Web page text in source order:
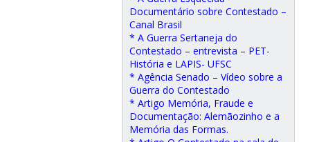
Documentário sobre Contestado –
Canal Brasil
* A Guerra Sertaneja do
Contestado – entrevista – PET-
História e LAPIS- UFSC
* Agência Senado – Vídeo sobre a
Guerra do Contestado
* Artigo Memória, Fraude e
Documentação: Alemãozinho e a
Memória das Formas.